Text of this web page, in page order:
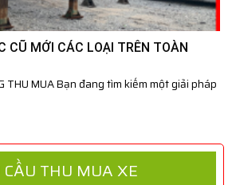
CŨ MỚI CÁC LOẠI TRÊN TOÀN
THU MUA Bạn đang tìm kiếm một giải pháp
CẦU THU MUA XE